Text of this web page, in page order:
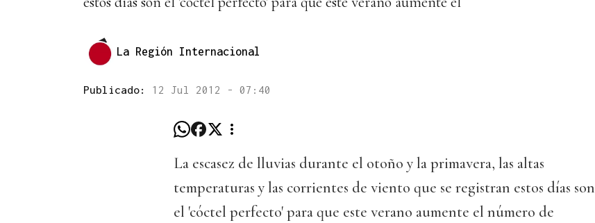
La Región Internacional
Publicado: 12 Jul 2012 - 07:40
La escasez de lluvias durante el otoño y la primavera, las altas
temperaturas y las corrientes de viento que se registran estos días son
el 'cóctel perfecto' para que este verano aumente el número de